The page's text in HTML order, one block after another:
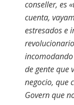
conseller, es
cuenta,
estresados e
incomodando
de gente que
negocio, que
Govern que